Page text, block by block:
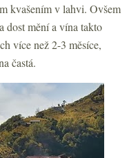
kvašením v lahvi. Ovšem
dost mění a vína takto
více než 2-3 měsíce,
častá.